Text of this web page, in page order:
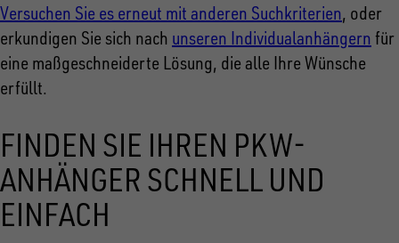
Versuchen Sie es erneut mit anderen Suchkriterien, oder
erkundigen Sie sich nach unseren Individualanhängern für
eine maßgeschneiderte Lösung, die alle Ihre Wünsche
erfüllt.
FINDEN SIE IHREN PKW-
ANHÄNGER SCHNELL UND
EINFACH